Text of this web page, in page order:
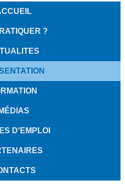
?
MÉDIAS
D'EMPLOI